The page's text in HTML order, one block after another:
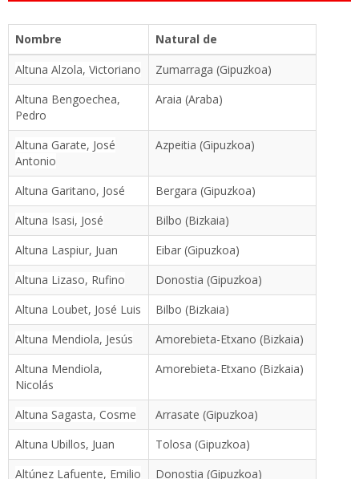
Nombre
Natural de
Altuna Alzola, Victoriano
Zumarraga (Gipuzkoa)
Altuna Bengoechea,
Pedro
Araia (Araba)
Altuna Garate, José
Antonio
Azpeitia (Gipuzkoa)
Altuna Garitano, José
Bergara (Gipuzkoa)
Altuna Isasi, José
Bilbo (Bizkaia)
Altuna Laspiur, Juan
Eibar (Gipuzkoa)
Altuna Lizaso, Rufino
Donostia (Gipuzkoa)
Altuna Loubet, José Luis
Bilbo (Bizkaia)
Altuna Mendiola, Jesús
Amorebieta-Etxano (Bizkaia)
Altuna Mendiola,
Nicolás
Amorebieta-Etxano (Bizkaia)
Altuna Sagasta, Cosme
Arrasate (Gipuzkoa)
Altuna Ubillos, Juan
Tolosa (Gipuzkoa)
Altúnez Lafuente, Emilio
Donostia (Gipuzkoa)